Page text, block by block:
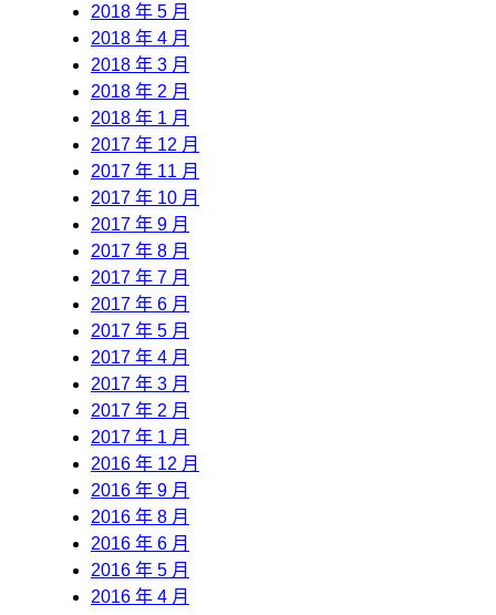
2018 年 5 月
2018 年 4 月
2018 年 3 月
2018 年 2 月
2018 年 1 月
2017 年 12 月
2017 年 11 月
2017 年 10 月
2017 年 9 月
2017 年 8 月
2017 年 7 月
2017 年 6 月
2017 年 5 月
2017 年 4 月
2017 年 3 月
2017 年 2 月
2017 年 1 月
2016 年 12 月
2016 年 9 月
2016 年 8 月
2016 年 6 月
2016 年 5 月
2016 年 4 月